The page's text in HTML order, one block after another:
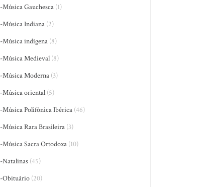
-Música Gauchesca (1)
-Música Indiana (2)
-Música indígena (8)
-Música Medieval (8)
-Música Moderna (3)
-Música oriental (5)
-Música Polifônica Ibérica (46)
-Música Rara Brasileira (3)
-Música Sacra Ortodoxa (10)
-Natalinas (45)
-Obituário (20)